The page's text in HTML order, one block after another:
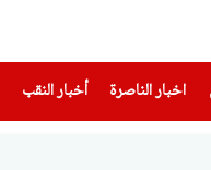
اخبار الناصرة
(current) أخبار النقب